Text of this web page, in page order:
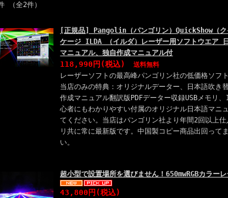
（全2件）
[正規品] Pangolin（パンゴリン）QuickShow（
ケージ ILDA （イルダ）レーザー用ソフトウエア
マニュアル、独自作成マニュアル付
118,990円 (税込) 送料無料
レーザーソフトの最高峰パンゴリン社の低価格ソフ
当店のみの特典：オリジナルデーター、日本語吹き
作成マニュアル翻訳版PDFデーター収録USBメモリ
心者にもわかりやすい付属のオリジナル日本語マニ
てください。当店はパンゴリン社より年間2回以上
リ共に常に最新版です。中国製コピー商品出回って
い。
超小型で設置場所を選びません！650mwRGBカラー
43,800円 (税込)